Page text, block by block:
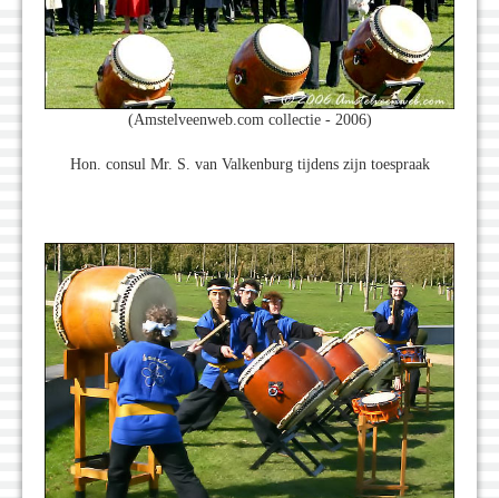
(Amstelveenweb.com collectie - 2006)
Hon. consul Mr. S. van Valkenburg tijdens zijn toespraak